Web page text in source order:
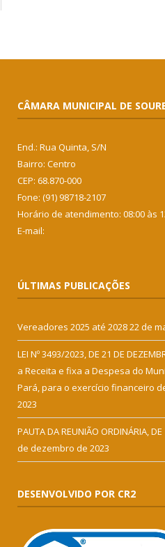
CÂMARA MUNICIPAL DE
End.: Rua Quinta, S/N
Bairro: Centro
CEP: 68.870-000
Fone: (91) 98718-2107
Horário de atendimento: 08:00 às
E-mail:
ÚLTIMAS PUBLICAÇÕES
Vereadores 2025 até 202822 de
LEI Nº 3493/2023, DE 21 DE
a Receita e fixa a Despesa do
Pará, para o exercício financeiro
2023
PAUTA DA REUNIÃO ORDINÁRIA,
de dezembro de 2023
DESENVOLVIDO POR CR2